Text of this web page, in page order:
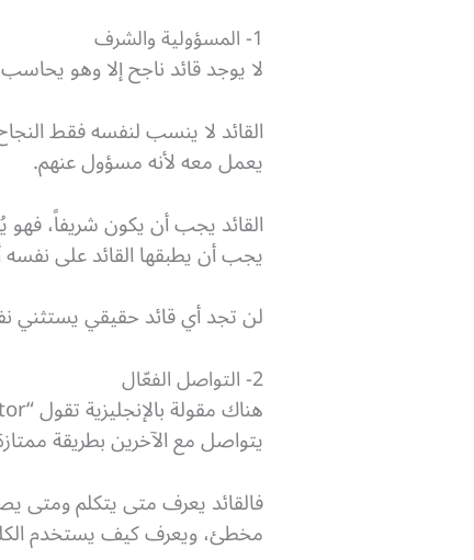
1- المسؤولية والشرف
لا يوجد قائد ناجح إلا وهو
القائد لا ينسب لنفسه فقط
يعمل معه لأنه مسؤول عنهم.
القائد يجب أن يكون شريفاً،
يجب أن يطبقها القائد على
لن تجد أي قائد حقيقي يستثني
2- التواصل الفعّال
يتواصل مع الآخرين بطريقة
فالقائد يعرف متى يتكلم
مخطئ، ويعرف كيف يستخدم